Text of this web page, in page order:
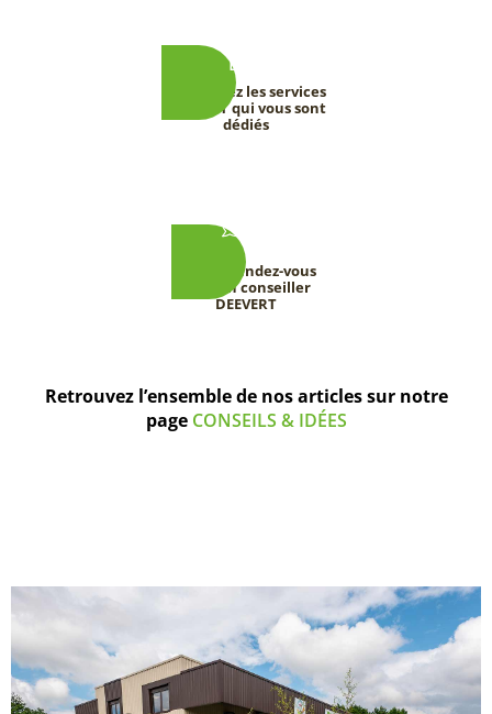
Découvrez les services
DEEVERT qui vous sont
dédiés
Prenez rendez-vous
avec un conseiller
DEEVERT
Retrouvez l’ensemble de nos articles sur notre
page CONSEILS & IDÉES